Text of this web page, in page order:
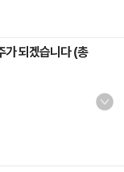
되겠습니다 (총